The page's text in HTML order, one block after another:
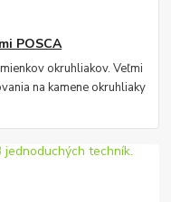
POSCA
okruhliakov. Veľmi
na kamene okruhliaky